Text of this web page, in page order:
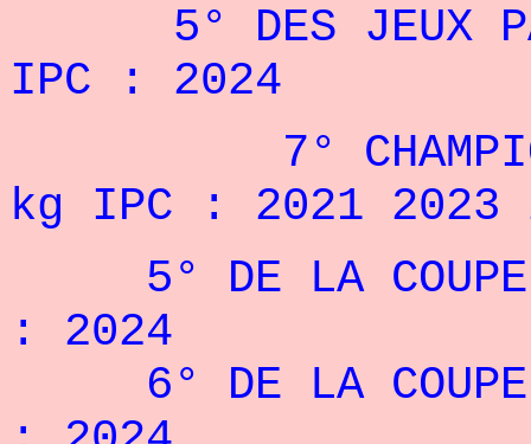
5° DES JEUX
IPC : 2024
7°
kg IPC : 2021 2023
5° DE LA COUPE
: 2024
6° DE LA COUPE